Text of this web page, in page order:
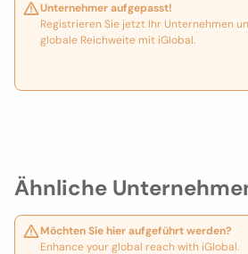
Ähnliche
Möchten Sie hier aufgeführt werden?
Enhance your global reach with iGlobal.
Unternehmer aufgepasst!
Registrieren Sie jetzt Ihr Unternehmen
globale Reichweite mit iGlobal.